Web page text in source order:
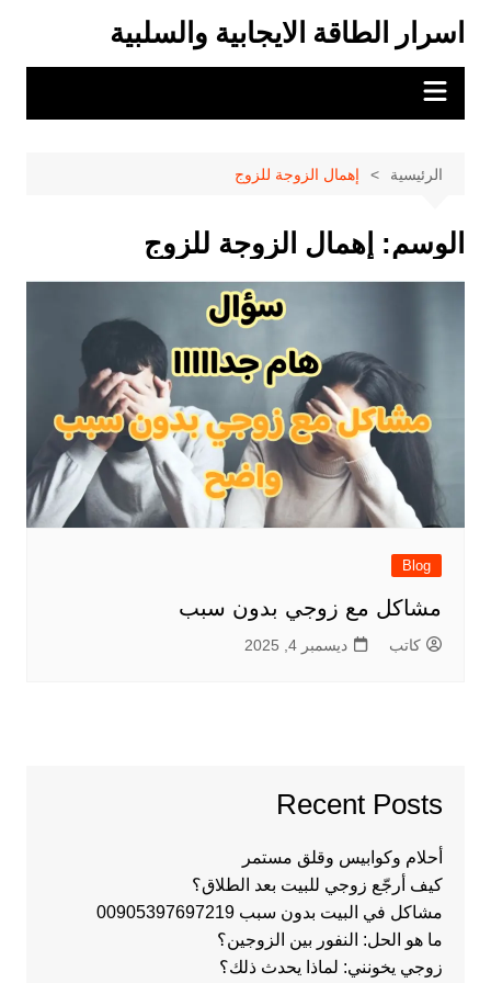
المحتوى
اسرار الطاقة الايجابية والسلبية
الرئيسية إهمال الزوجة للزوج
الوسم: إهمال الزوجة للزوج
Blog
مشاكل مع زوجي بدون سبب
كاتب ديسمبر 4, 2025
Recent Posts
أحلام وكوابيس وقلق مستمر
كيف أرجّع زوجي للبيت بعد الطلاق؟
مشاكل في البيت بدون سبب 00905397697219
ما هو الحل: النفور بين الزوجين؟
زوجي يخونني: لماذا يحدث ذلك؟